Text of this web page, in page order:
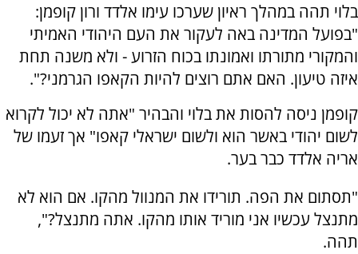
בלוי תהה במהלך ראיון שערכו עימו אלדד ורון קופמן:
"בפועל המדינה באה לעקור את העם היהודי האמיתי
והמקורי מתורתו ואמונתו בכוח הזרוע - ולא משנה תחת
איזה טיעון. האם אתם רוצים להיות הקאפו הגרמני?".
קופמן ניסה להסות את בלוי והבהיר "אתה לא יכול לקרוא
לשום יהודי באשר הוא ולשום ישראלי קאפו" אך זעמו של
אריה אלדד כבר בער.
"תסתום את הפה. תורידו את המנוול מהקו. אם הוא לא
מתנצל עכשיו אני מוריד אותו מהקו. אתה מתנצל?",
תהה.